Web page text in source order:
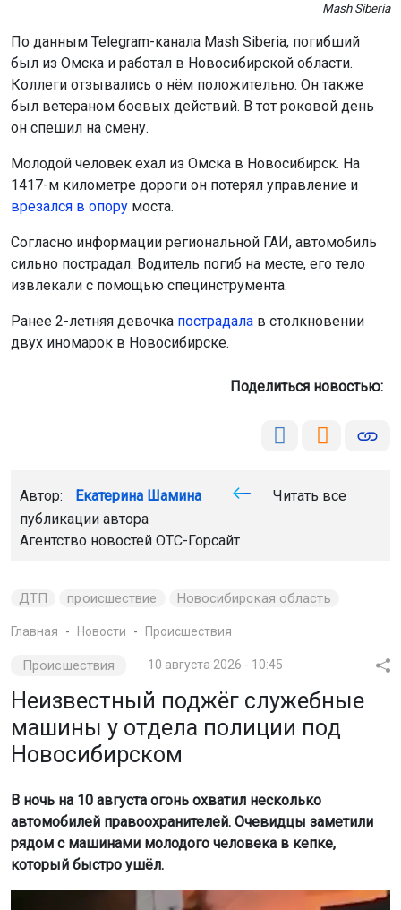
Mash Siberia
По данным Telegram-канала Mash Siberia, погибший
был из Омска и работал в Новосибирской области.
Коллеги отзывались о нём положительно. Он также
был ветераном боевых действий. В тот роковой день
он спешил на смену.
Молодой человек ехал из Омска в Новосибирск. На
1417-м километре дороги он потерял управление и
врезался в опору моста.
Согласно информации региональной ГАИ, автомобиль
сильно пострадал. Водитель погиб на месте, его тело
извлекали с помощью специнструмента.
Ранее 2-летняя девочка пострадала в столкновении
двух иномарок в Новосибирске.
Поделиться новостью:
Автор: Екатерина Шамина
Читать все
публикации автора
Агентство новостей ОТС-Горсайт
ДТП происшествие Новосибирская область
Главная Новости Происшествия
Происшествия 10 августа 2026 - 10:45
Неизвестный поджёг служебные
машины у отдела полиции под
Новосибирском
В ночь на 10 августа огонь охватил несколько
автомобилей правоохранителей. Очевидцы заметили
рядом с машинами молодого человека в кепке,
который быстро ушёл.